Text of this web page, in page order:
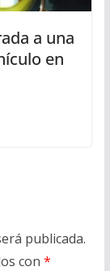
a una
en
publicada.
con *